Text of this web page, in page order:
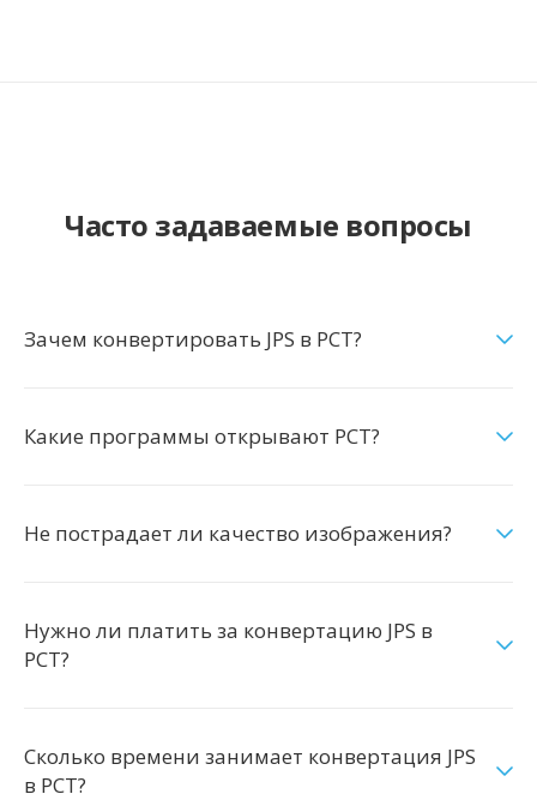
Часто задаваемые вопросы
Зачем конвертировать JPS в PCT?
Какие программы открывают PCT?
Не пострадает ли качество изображения?
Нужно ли платить за конвертацию JPS в
PCT?
Сколько времени занимает конвертация JPS
в PCT?